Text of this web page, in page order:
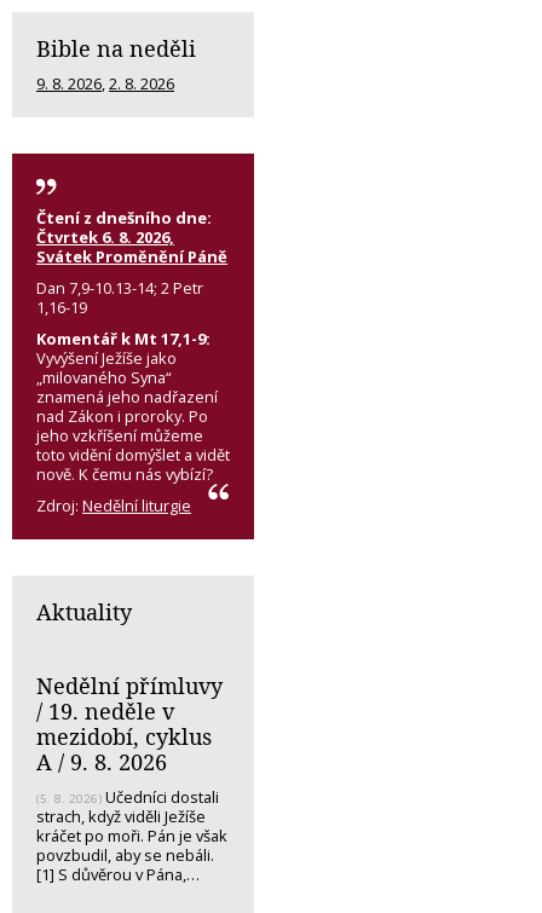
Bible na neděli
9. 8. 2026,2. 8. 2026
Čtení z dnešního dne:
Čtvrtek 6. 8. 2026,
Svátek Proměnění Páně
Dan 7,9-10.13-14; 2 Petr
1,16-19
Komentář k Mt 17,1-9:
Vyvýšení Ježíše jako
„milovaného Syna“
znamená jeho nadřazení
nad Zákon i proroky. Po
jeho vzkříšení můžeme
toto vidění domýšlet a vidět
nově. K čemu nás vybízí?
Zdroj: Nedělní liturgie
Aktuality
Nedělní přímluvy
/ 19. neděle v
mezidobí, cyklus
A / 9. 8. 2026
(5. 8. 2026) Učedníci dostali
strach, když viděli Ježíše
kráčet po moři. Pán je však
povzbudil, aby se nebáli.
[1] S důvěrou v Pána,…